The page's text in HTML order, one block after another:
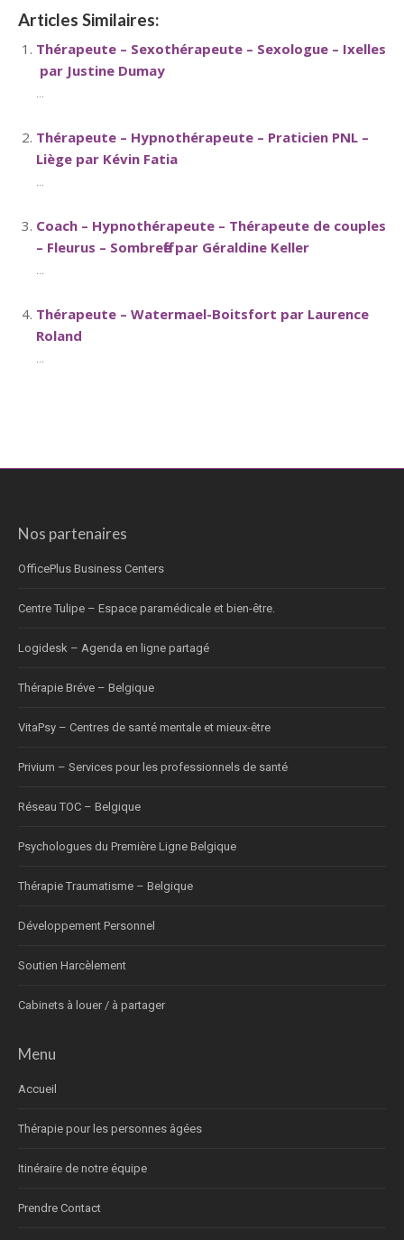
Articles Similaires:
Thérapeute – Sexothérapeute – Sexologue – Ixelles
par Justine Dumay
...
Thérapeute – Hypnothérapeute – Praticien PNL –
Liège par Kévin Fatia
...
Coach – Hypnothérapeute – Thérapeute de couples
– Fleurus – Sombreffe par Géraldine Keller
...
Thérapeute – Watermael-Boitsfort par Laurence
Roland
...
Nos partenaires
OfficePlus Business Centers
Centre Tulipe – Espace paramédicale et bien-être.
Logidesk – Agenda en ligne partagé
Thérapie Bréve – Belgique
VitaPsy – Centres de santé mentale et mieux-être
Privium – Services pour les professionnels de santé
Réseau TOC – Belgique
Psychologues du Première Ligne Belgique
Thérapie Traumatisme – Belgique
Développement Personnel
Soutien Harcèlement
Cabinets à louer / à partager
Menu
Accueil
Thérapie pour les personnes âgées
Itinéraire de notre équipe
Prendre Contact